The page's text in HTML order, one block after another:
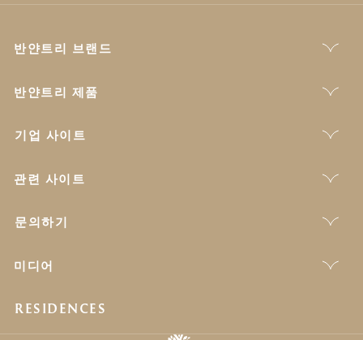
반얀트리 브랜드
반얀트리 제품
기업 사이트
관련 사이트
문의하기
미디어
RESIDENCES